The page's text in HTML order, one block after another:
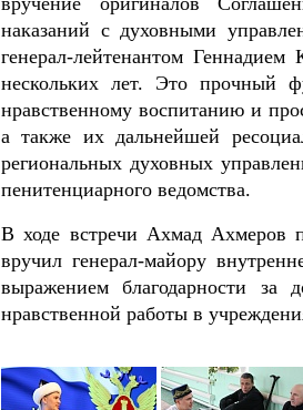
наказаний с духовными
генерал-лейтенантом Геннадием
нескольких лет. Это прочный
нравственному воспитанию и
а также их дальнейшей
региональных духовных
пенитенциарного ведомства.
В ходе встречи Ахмад Ахмеров
вручил генерал-майору
выражением благодарности за
нравственной работы в